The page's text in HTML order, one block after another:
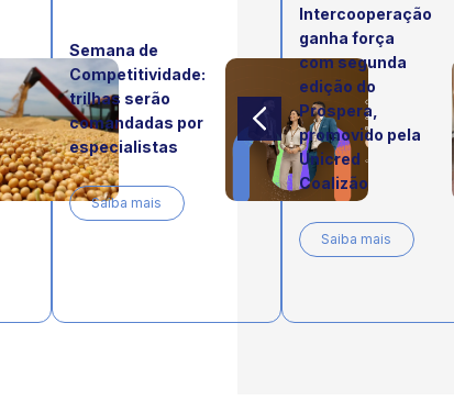
Semana de
Competitividade:
trilhas serão
comandadas por
especialistas
Saiba mais
Intercooperação
ganha força
com segunda
edição do
Prospera,
promovido pela
Unicred
Coalizão
Saiba mais